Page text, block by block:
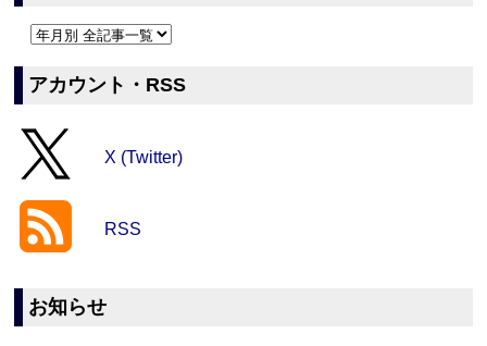
アカウント・RSS
X (Twitter)
RSS
お知らせ